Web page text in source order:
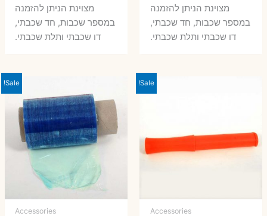
היה:
66 ₪.
מצוינת הניתן להזמנה
במספר שכבות, חד שכבתי,
דו שכבתי ותלת שכבתי.
היה:
33 ₪.
₪.
מצוינת הניתן להזמנה
במספר שכבות, חד שכבתי,
דו שכבתי ותלת שכבתי.
Sale!
Accessories
Sale!
Accessories